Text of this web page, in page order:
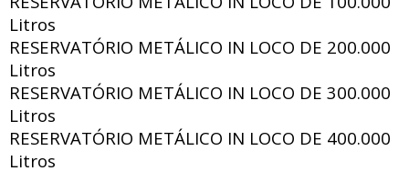
Litros
RESERVATÓRIO METÁLICO IN LOCO DE 200.000
Litros
RESERVATÓRIO METÁLICO IN LOCO DE 300.000
Litros
RESERVATÓRIO METÁLICO IN LOCO DE 400.000
Litros